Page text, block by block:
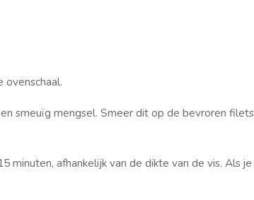
smeuïg mengsel. Smeer dit op de bevroren
minuten, afhankelijk van de dikte van de vis. Als